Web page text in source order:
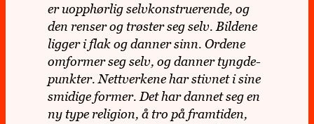
er uopphørlig selv­kon­stru­e­rende, og
den renser og trøster seg selv. Bil­dene
ligger i flak og danner sinn. Ordene
omfor­mer seg selv, og danner tyngde­
punk­ter. Nett­ver­kene har stiv­net i sine
smi­dige former. Det har dannet seg en
ny type reli­gion, å tro på fram­ti­den,